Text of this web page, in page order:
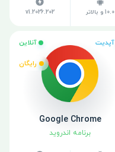
10.0 و بالاتر v1.2026.202
آپدیت آنلاین
رایگان
Google Chrome
برنامه اندروید